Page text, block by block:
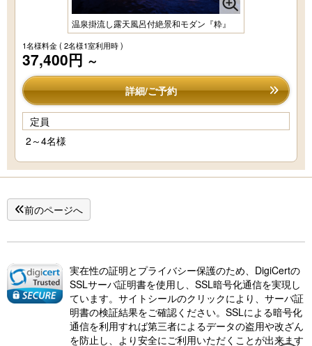
温泉掛流し露天風呂付絶景和モダン『粋』
1名様料金( 2名様1室利用時 )
37,400円 ～
詳細/ご予約
定員
2～4名様
前のページへ
実在性の証明とプライバシー保護のため、DigiCertの
SSLサーバ証明書を使用し、SSL暗号化通信を実現し
ています。サイトシールのクリックにより、サーバ証
明書の検証結果をご確認ください。SSLによる暗号化
通信を利用すれば第三者によるデータの盗用や改ざん
を防止し、より安全にご利用いただくことが出来ます